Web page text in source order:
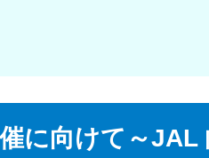
に向けて～JAL